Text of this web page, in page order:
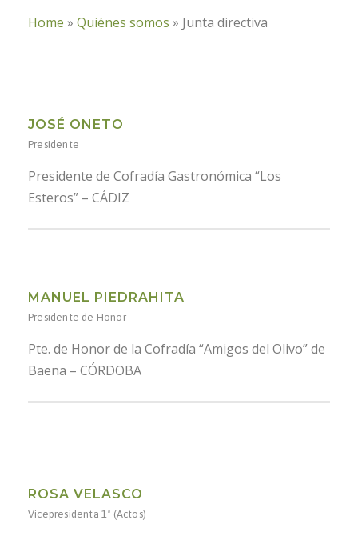
Home » Quiénes somos » Junta directiva
JOSÉ ONETO
Presidente
Presidente de Cofradía Gastronómica “Los
Esteros” – CÁDIZ
MANUEL PIEDRAHITA
Presidente de Honor
Pte. de Honor de la Cofradía “Amigos del Olivo” de
Baena – CÓRDOBA
ROSA VELASCO
Vicepresidenta 1ª (Actos)